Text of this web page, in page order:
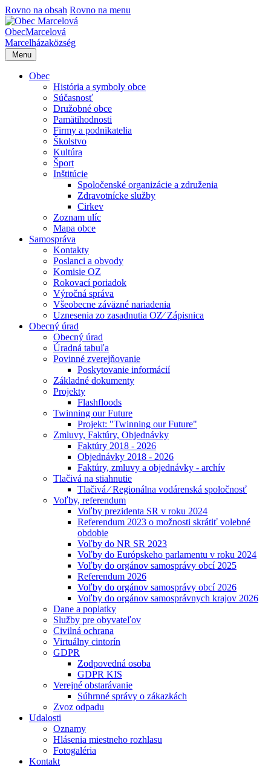
Rovno na obsah Rovno na menu
ObecMarcelová
Marcelházaközség
Menu
Obec
História a symboly obce
Súčasnosť
Družobné obce
Pamätihodnosti
Firmy a podnikatelia
Školstvo
Kultúra
Šport
Inštitúcie
Spoločenské organizácie a združenia
Zdravotnícke služby
Cirkev
Zoznam ulíc
Mapa obce
Samospráva
Kontakty
Poslanci a obvody
Komisie OZ
Rokovací poriadok
Výročná správa
Všeobecne záväzné nariadenia
Uznesenia zo zasadnutia OZ⁄ Zápisnica
Obecný úrad
Obecný úrad
Úradná tabuľa
Povinné zverejňovanie
Poskytovanie informácií
Základné dokumenty
Projekty
Flashfloods
Twinning our Future
Projekt: "Twinning our Future"
Zmluvy, Faktúry, Objednávky
Faktúry 2018 - 2026
Objednávky 2018 - 2026
Faktúry, zmluvy a objednávky - archív
Tlačivá na stiahnutie
Tlačivá ⁄ Regionálna vodárenská spoločnosť
Voľby, referendum
Voľby prezidenta SR v roku 2024
Referendum 2023 o možnosti skrátiť volebné
obdobie
Voľby do NR SR 2023
Voľby do Európskeho parlamentu v roku 2024
Voľby do orgánov samosprávy obcí 2025
Referendum 2026
Voľby do orgánov samosprávy obcí 2026
Voľby do orgánov samosprávnych krajov 2026
Dane a poplatky
Služby pre obyvateľov
Civilná ochrana
Virtuálny cintorín
GDPR
Zodpovedná osoba
GDPR KIS
Verejné obstarávanie
Súhrnné správy o zákazkách
Zvoz odpadu
Udalosti
Oznamy
Hlásenia miestneho rozhlasu
Fotogaléria
Kontakt